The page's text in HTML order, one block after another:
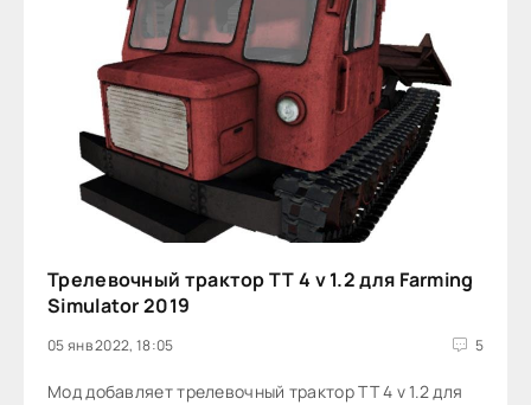
Трелевочный трактор ТТ 4 v 1.2 для Farming
Simulator 2019
05 янв 2022, 18:05 5
Мод добавляет трелевочный трактор ТТ 4 v 1.2 для